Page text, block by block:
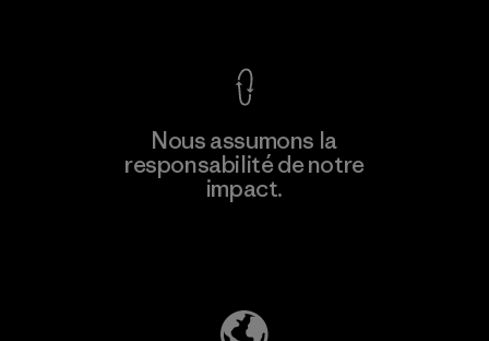
plusNous assumons la
responsabilité de notre
impact.